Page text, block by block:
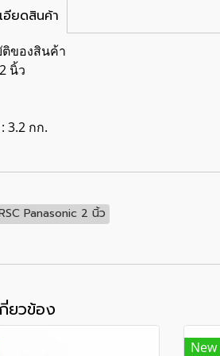
อียดสินค้า
ของสินค้า
นิ้ว
3.2 กก.
Panasonic 2 นิ้ว
ยวข้อง
New